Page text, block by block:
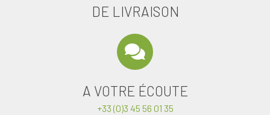
DE LIVRAISON
A VOTRE ÉCOUTE
+33 (0)3 45 56 01 35